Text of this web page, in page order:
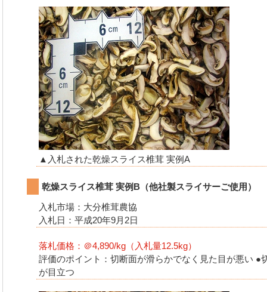
▲入札された乾燥スライス椎茸 実例A
乾燥スライス椎茸 実例B（他社製スライサーご使用）
入札市場：大分椎茸農協
入札日：平成20年9月2日
落札価格：＠4,890/kg（入札量12.5kg）
評価のポイント：切断面が滑らかでなく見た目が悪い ●
が目立つ